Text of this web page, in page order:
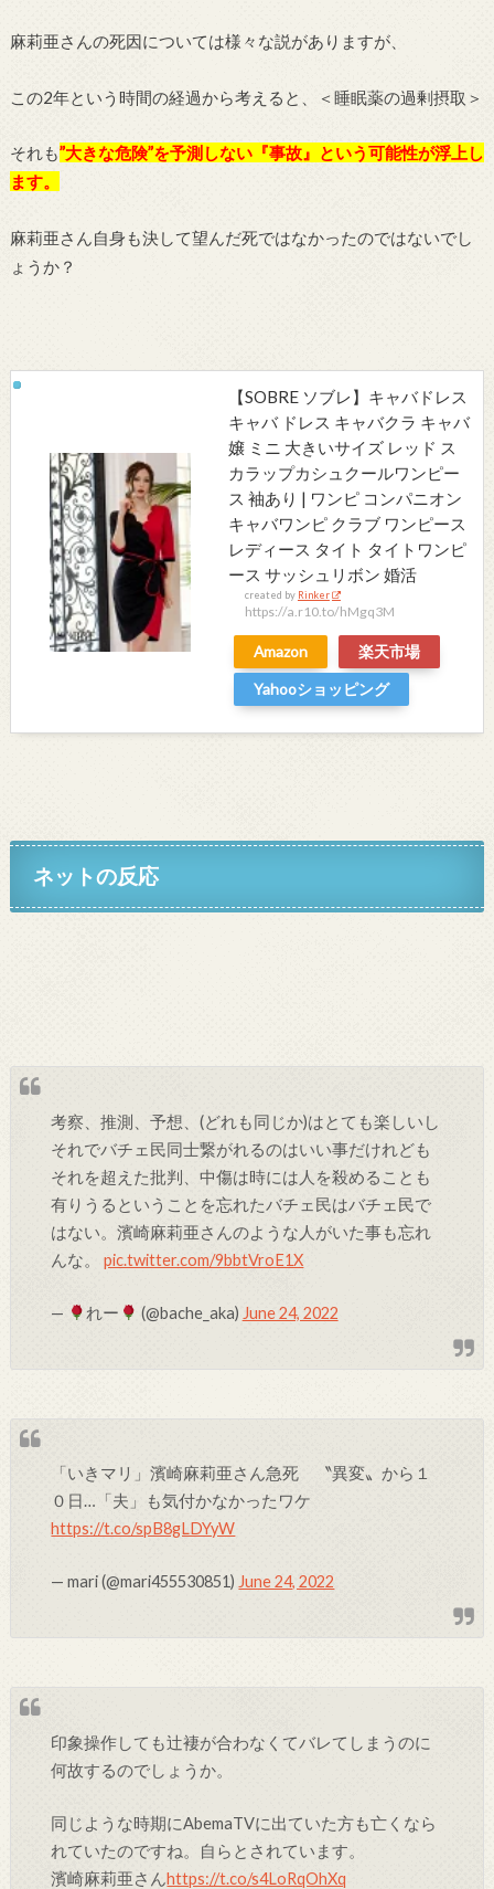
麻莉亜さんの死因については様々な説がありますが、
この2年という時間の経過から考えると、＜睡眠薬の過剰摂取＞
それも”大きな危険”を予測しない『事故』という可能性が浮上し
ます。
麻莉亜さん自身も決して望んだ死ではなかったのではないでし
ょうか？
【SOBRE ソブレ】キャバドレス
キャバ ドレス キャバクラ キャバ
嬢 ミニ 大きいサイズ レッド ス
カラップカシュクールワンピー
ス 袖あり | ワンピ コンパニオン
キャバワンピ クラブ ワンピース
レディース タイト タイトワンピ
ース サッシュリボン 婚活
created by Rinker
https://a.r10.to/hMgq3M
Amazon
楽天市場
Yahooショッピング
ネットの反応
考察、推測、予想、(どれも同じか)はとても楽しいし
それでバチェ民同士繋がれるのはいい事だけれども
それを超えた批判、中傷は時には人を殺めることも
有りうるということを忘れたバチェ民はバチェ民で
はない。濱崎麻莉亜さんのような人がいた事も忘れ
んな。pic.twitter.com/9bbtVroE1X
— れー (@bache_aka) June 24, 2022
「いきマリ」濱崎麻莉亜さん急死 〝異変〟から１
０日…「夫」も気付かなかったワケ
https://t.co/spB8gLDYyW
— mari (@mari455530851)June 24, 2022
印象操作しても辻褄が合わなくてバレてしまうのに
何故するのでしょうか。
同じような時期にAbemaTVに出ていた方も亡くなら
れていたのですね。自らとされています。
濱崎麻莉亜さんhttps://t.co/s4LoRqOhXq